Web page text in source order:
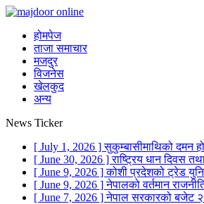
होमपेज
ताजा समाचार
मजदुर
विजनेस
खेलकुद
अन्य
News Ticker
[ July 1, 2026 ]सुकुम्बासीमाथिको दमन
[ June 30, 2026 ]राष्ट्रिय धान दिवस
[ June 9, 2026 ]कोशी प्रदेशको ट्रेड
[ June 9, 2026 ]नेपालको वर्तमान
[ June 7, 2026 ]नेपाल सरकारको बजेट